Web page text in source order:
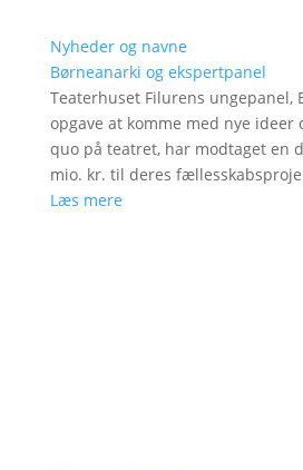
Nyheder og navne
Børneanarki og ekspertpanel
Teaterhuset Filurens ungepanel,
opgave at komme med nye ideer
quo på teatret, har modtaget en
mio. kr. til deres
Læs mere